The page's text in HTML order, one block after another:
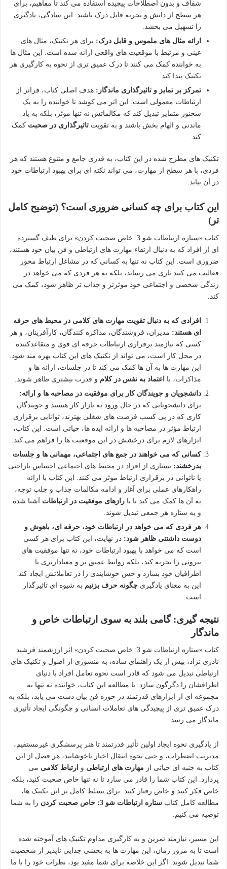
شفاف و بدون اصطلاحات پیچیده استفاده می کند تا مفاهیم، برای
هر سطح از دانش و تجربه قابل درک باشند. این سادگی، یادگیری
را تسهیل می بخشد.
ارائه مثال های ملموس و قابل درک: برای هر تکنیک، مثال های
عینی و مرتبط با موقعیت های واقعی ارائه شده است. این مثال ها
به خواننده کمک می کنند تا درک عمیق تری از نحوه به کارگیری هر
تکنیک پیدا کند.
تمرکز بر تمایز و تاثیرگذاری ماندگار: هدف اصلی کتاب، فراتر از
ارتباطات معمولی است. این اثر می کوشد تا خواننده را به یک
سخنور متمایز تبدیل کند که مکالماتش نه تنها موثر، بلکه به یاد
ماندنی و الهام بخش باشند و به تقویت تاثیرگذاری در صحبت کمک
کند.
تکنیک های مطرح شده در این کتاب، به قدری جامع و متنوع هستند که هر
فردی، با هر سطح از مهارت، می تواند نکته ای برای بهبود ارتباطات خود
در آن بیابد.
این کتاب برای چه کسانی ضروری است؟ (توضیح کامل
تر)
کتاب «ستاره ارتباطات شو 3: خاص صحبت کردن» برای طیف گسترده
ای از افراد که به دنبال ارتقاء مهارت های ارتباطی و فن بیان خود هستند،
ضروری است. این کتاب نه تنها به کسانی که در مشاغل ارتباط محور
فعالیت می کنند یاری می رساند، بلکه به هر فردی که می خواهد در
زندگی شخصی و اجتماعی خود موثرتر و جذاب تر ظاهر شود، کمک می
کند.
افرادی که به دنبال تقویت مهارت های کلامی در محیط های حرفه
ای هستند: مدیران، فروشندگان، مذاکره کنندگان، کارآفرینان، و هر
کسی که نیازمند برقراری ارتباطات حرفه ای قوی و متقاعدکننده
در محل کار است، می تواند از تکنیک های این کتاب بهره مند شود.
این مهارت ها به آن ها کمک می کند تا در جلسات، ارائه ها و
مذاکرات، با اعتماد به نفس در کلام و قدرت بیشتری ظاهر شوند.
دانشجویان و جویندگان کار برای موفقیت در مصاحبه ها و ارائه:
برای دانشجویانی که در حال ورود به بازار کار هستند و جویندگان
کاری که در پی کسب فرصت های شغلی بهترند، توانایی برقراری
ارتباط مؤثر در مصاحبه ها و ارائه ایده ها، حیاتی است. این کتاب،
ابزارهای لازم برای درخشش در این موقعیت ها را فراهم می کند.
کسانی که می خواهند در جمع های اجتماعی، مهمانی ها و جلسات
بدرخشند: بسیاری از افراد در محیط های اجتماعی احساس ناراحتی
یا ناتوانی در برقراری ارتباط موثر می کنند. این کتاب با ارائه
راهکارهای عملی برای آغاز و ادامه مکالمات جذاب و جلب توجه،
به آن ها کمک می کند تا با رازهای موفقیت در ارتباطات آشنا شده
و به ستاره هر جمعی تبدیل شوند.
هر فردی که می خواهد در ارتباطات خود، حرفه ای، باهوش و
دوست داشتنی ظاهر شود: در نهایت، این کتاب برای هر کسی
است که می خواهد با بهبود ارتباطات خود، نه تنها موفقیت های
بیرونی را تجربه کند، بلکه روابط عمیق تر و معنادارتری با
اطرافیان خود بسازد و حس خوشایندی را در تعاملاتش ایجاد کند.
این به معنای یادگیری چگونه حرف بزنیم به شیوه ای تاثیرگذار
است.
نتیجه گیری: گامی بلند به سوی ارتباطات خاص و
ماندگار
کتاب «ستاره ارتباطات شو 3: خاص صحبت کردن» اثر ارزشمند فرشید
نادری نژاد، بیش از یک راهنمای ساده، به منشوری از اصول و تکنیک های
ارتباطی تبدیل می شود که قادر است نحوه تعامل افراد با دنیای
اطرافشان را دگرگون سازد. با مطالعه این کتاب، خواننده نه تنها به
مجموعه ای از ابزارهای قدرتمند در حوزه فن بیان دست می یابد، بلکه به
درک عمیق تری از پیچیدگی های تعاملات انسانی و چگونگی ایجاد تأثیری
ماندگار می رسد.
از یادگیری نحوه ایجاد اولین تأثیر قدرتمند تا هنر پرسشگری غیرمستقیم،
مدیریت اضطراب، و حتی نحوه انتقال اخبار ناخوشایند، هر فصل از این
کتاب به جنبه ای حیاتی از مهارت های ارتباطی و ارتباط کلامی می
پردازد. این کتاب شما را قادر می سازد تا نه تنها خاص صحبت کنید، بلکه
خاص فکر کنید و خاص رفتار کنید. برای تسلط کامل بر این تکنیک ها،
مطالعه کامل کتاب ستاره ارتباطات شو 3: خاص صحبت کردن
را به شما
توصیه می کنیم.
این مسیر، نیازمند تمرین و به کارگیری مداوم تکنیک های آموخته شده
است تا به مرور زمان، این مهارت ها به بخشی جدایی ناپذیر از شخصیت
شما تبدیل شوند. اگر این خلاصه برای شما مفید بود، نظرات خود را با ما